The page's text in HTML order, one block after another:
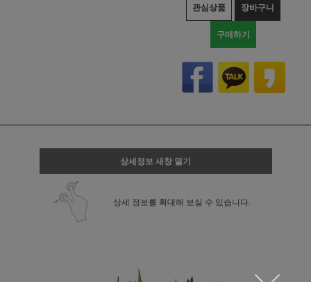
관심상품 장바구니
구매하기
상세정보 새창 열기
상세 정보를 확대해 보실 수 있습니다.